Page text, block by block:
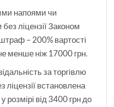
напоями чи
ліцензії Законом
– 200% вартості
менше ніж 17000 грн.
за торгівлю
встановлена
від 3400 грн до